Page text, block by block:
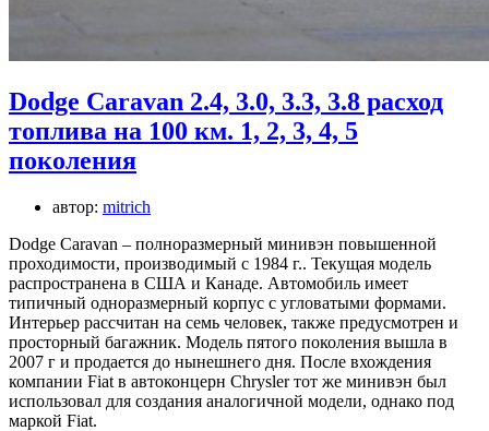
Dodge Caravan 2.4, 3.0, 3.3, 3.8 расход
топлива на 100 км. 1, 2, 3, 4, 5
поколения
автор: mitrich
Dodge Caravan – полноразмерный минивэн повышенной
проходимости, производимый с 1984 г.. Текущая модель
распространена в США и Канаде. Автомобиль имеет
типичный одноразмерный корпус с угловатыми формами.
Интерьер рассчитан на семь человек, также предусмотрен и
просторный багажник. Модель пятого поколения вышла в
2007 г и продается до нынешнего дня. После вхождения
компании Fiat в автоконцерн Chrysler тот же минивэн был
использовал для создания аналогичной модели, однако под
маркой Fiat.